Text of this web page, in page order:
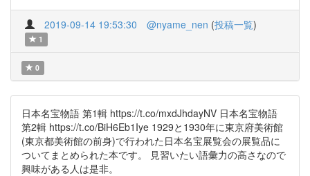
2019-09-14 19:53:30 @nyame_nen (投稿一覧)
1
0
日本名宝物語 第1輯 https://t.co/mxdJhdayNV 日本名宝物語
第2輯 https://t.co/BiH6Eb1Iye 1929と1930年に東京府美術館
(東京都美術館の前身)で行われた日本名宝展覧会の展覧品に
ついてまとめられた本です。 見習いたい語彙力の高さなので
興味がある人は是非。